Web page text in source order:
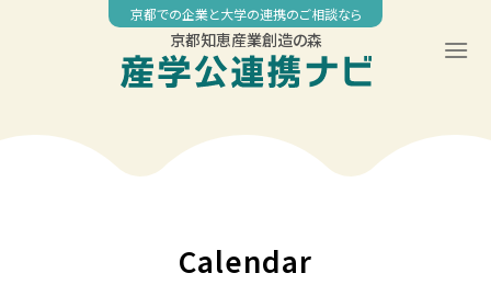
京都での企業と大学の連携のご相談なら
京都知恵産業創造の森
Calendar